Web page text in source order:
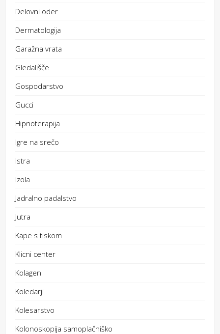
Delovni oder
Dermatologija
Garažna vrata
Gledališče
Gospodarstvo
Gucci
Hipnoterapija
Igre na srečo
Istra
Izola
Jadralno padalstvo
Jutra
Kape s tiskom
Klicni center
Kolagen
Koledarji
Kolesarstvo
Kolonoskopija samoplačniško